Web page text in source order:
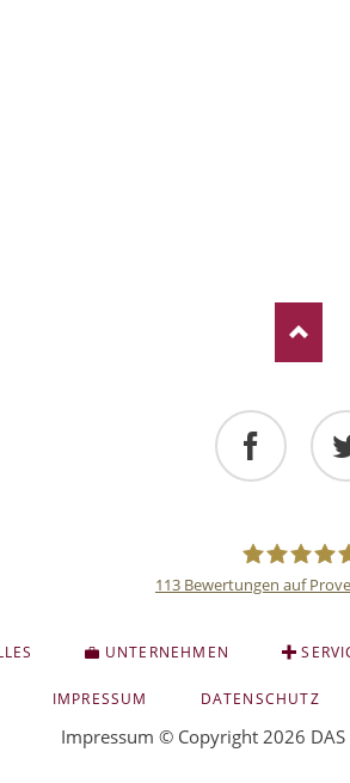
und
113 Bewertungen auf
UNTERNEHMEN
ÜBERSPRINGEN
IMPRESSUM DATENSCHUTZ
Impressum © Copyright 2026